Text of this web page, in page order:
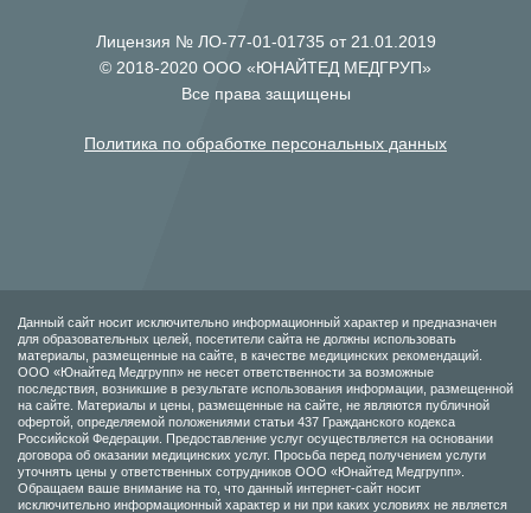
Лицензия № ЛО-77-01-01735 от 21.01.2019
© 2018-2020 ООО «ЮНАЙТЕД МЕДГРУП»
Все права защищены
Политика по обработке персональных данных
Данный сайт носит исключительно информационный характер и предназначен
для образовательных целей, посетители сайта не должны использовать
материалы, размещенные на сайте, в качестве медицинских рекомендаций.
ООО «Юнайтед Медгрупп» не несет ответственности за возможные
последствия, возникшие в результате использования информации, размещенной
на сайте. Материалы и цены, размещенные на сайте, не являются публичной
офертой, определяемой положениями статьи 437 Гражданского кодекса
Российской Федерации. Предоставление услуг осуществляется на основании
договора об оказании медицинских услуг. Просьба перед получением услуги
уточнять цены у ответственных сотрудников ООО «Юнайтед Медгрупп».
Обращаем ваше внимание на то, что данный интернет-сайт носит
исключительно информационный характер и ни при каких условиях не является